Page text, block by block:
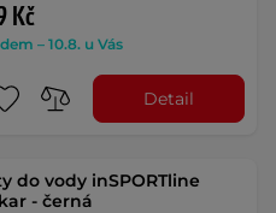
Kč
– 10.8. u Vás
Detail
do vody inSPORTline
- černá